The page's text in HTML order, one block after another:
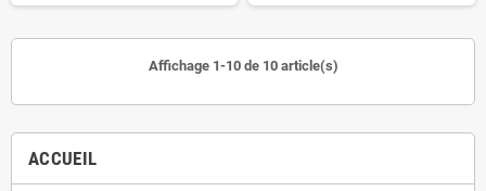
ACCUEIL
Affichage 1-10 de 10 article(s)